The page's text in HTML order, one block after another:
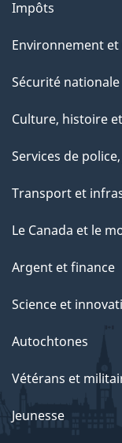
u
c
e
t
e
a
g
Impôts
Environnement
Sécurité
Culture, histoire
Services de
Transport et
Le Canada et le
Argent et finance
Science et
Autochtones
Vétérans et
Jeunesse